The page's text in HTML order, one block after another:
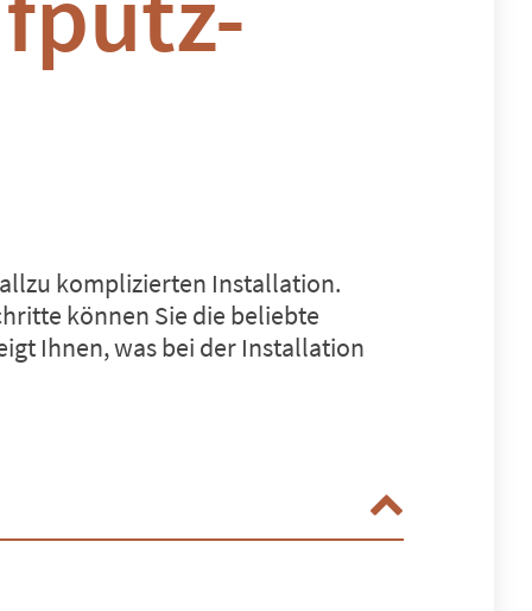
komplizierten Installation.
können Sie die beliebte
Ihnen, was bei der Installation